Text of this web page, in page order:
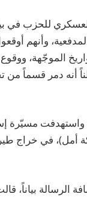
العسكري للحزب في
وأنهم
الموجّهة،
دمر قسماً من
مسيّرة
بياناً، قالت